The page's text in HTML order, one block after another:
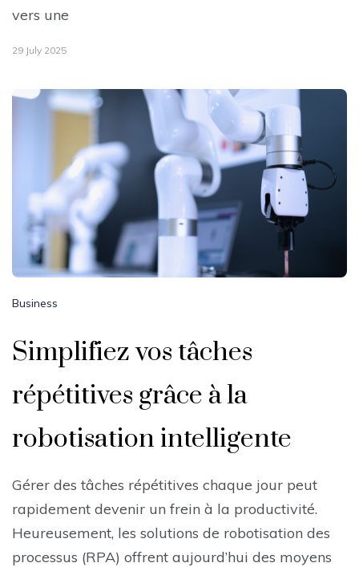
vers une
29 July 2025
Business
Simplifiez vos tâches
répétitives grâce à la
robotisation intelligente
Gérer des tâches répétitives chaque jour peut
rapidement devenir un frein à la productivité.
Heureusement, les solutions de robotisation des
processus (RPA) offrent aujourd’hui des moyens